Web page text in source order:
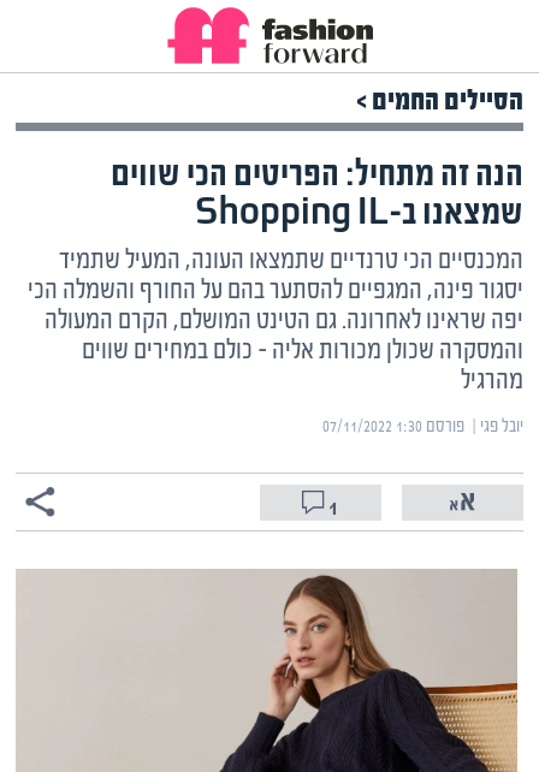
הסיילים החמים >
הנה זה מתחיל: הפריטים הכי שווים
שמצאנו ב-Shopping IL
המכנסיים הכי טרנדיים שתמצאו העונה, המעיל שתמיד
יסגור פינה, המגפיים להסתער בהם על החורף והשמלה הכי
יפה שראינו לאחרונה. גם הטינט המושלם, הקרם המעולה
והמסקרה שכולן מכורות אליה – כולם במחירים שווים
מהרגיל
יובל פגי | ‏פורסם ‎07/11/2022 1:30
1